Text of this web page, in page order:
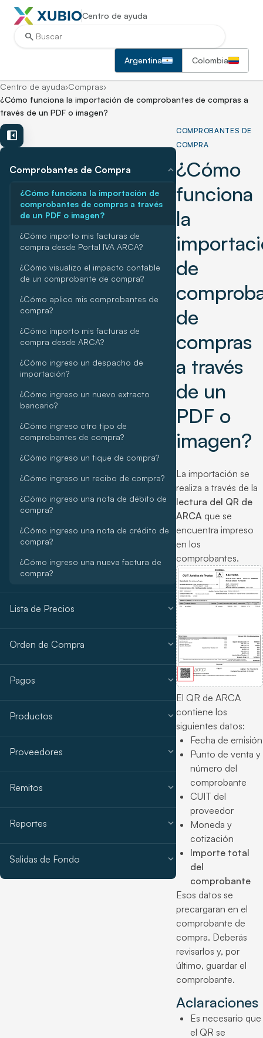
Centro de ayuda
search
Argentina Colombia
Centro de ayuda›Compras›
¿Cómo funciona la importación de comprobantes de compras a
través de un PDF o imagen?
left_panel_close
Comprobantes de Compra expand_more
¿Cómo funciona la importación de
comprobantes de compras a través
de un PDF o imagen?
¿Cómo importo mis facturas de
compra desde Portal IVA ARCA?
¿Cómo visualizo el impacto contable
de un comprobante de compra?
¿Cómo aplico mis comprobantes de
compra?
¿Cómo importo mis facturas de
compra desde ARCA?
¿Cómo ingreso un despacho de
importación?
¿Cómo ingreso un nuevo extracto
bancario?
¿Cómo ingreso otro tipo de
comprobantes de compra?
¿Cómo ingreso un tique de compra?
¿Cómo ingreso un recibo de compra?
¿Cómo ingreso una nota de débito de
compra?
¿Cómo ingreso una nota de crédito de
compra?
¿Cómo ingreso una nueva factura de
compra?
Lista de Precios expand_more
Orden de Compra expand_more
Pagos expand_more
Productos expand_more
Proveedores expand_more
Remitos expand_more
Reportes expand_more
Salidas de Fondo expand_more
COMPROBANTES DE
COMPRA
¿Cómo
funciona
la
de
de
compras
a través
de un
PDF o
imagen?
La importación se
realiza a través de la
lectura del QR de
ARCA que se
encuentra impreso
en los
comprobantes.
El QR de ARCA
contiene los
siguientes datos:
Fecha de emisión
Punto de venta y
número del
comprobante
CUIT del
proveedor
Moneda y
cotización
Importe total
del
comprobante
Esos datos se
precargaran en el
comprobante de
compra. Deberás
revisarlos y, por
último, guardar el
comprobante.
Aclaraciones
Es necesario que
el QR se